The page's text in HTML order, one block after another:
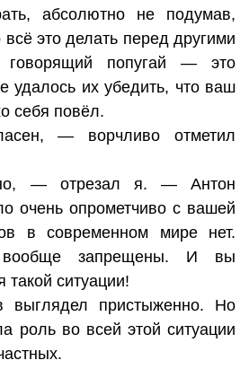
абсолютно не подумав,
всё это делать перед другими
говорящий попугай — это
удалось их убедить, что ваш
себя повёл.
— ворчливо отметил
— отрезал я. — Антон
очень опрометчиво с вашей
в современном мире нет.
запрещены. И вы
такой ситуации!
выглядел пристыженно. Но
роль во всей этой ситуации